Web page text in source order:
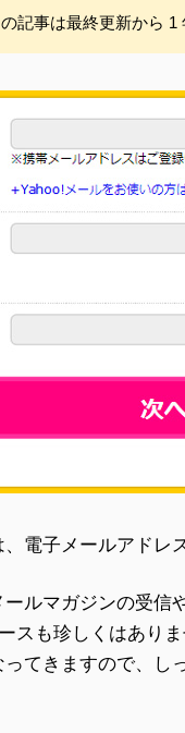
の記事は最終更新から 1
電子メールアドレ
ルマガジンの受信
スも珍しくはあり
てきますので、